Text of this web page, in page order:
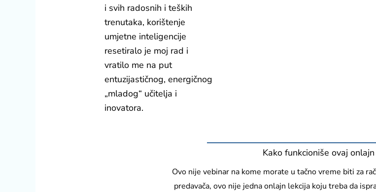
i svih radosnih i teških
trenutaka, korištenje
umjetne inteligencije
resetiralo je moj rad i
vratilo me na put
entuzijastičnog, energičnog
„mladog“ učitelja i
inovatora.
Kako funkcioniše ovaj
Ovo nije vebinar na kome morate u tačno vreme biti za
predavača, ovo nije jedna onlajn lekcija koju treba da